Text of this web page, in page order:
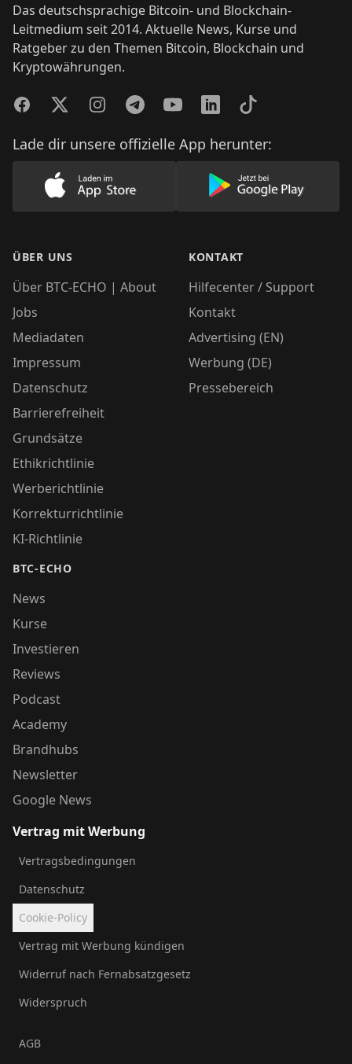
Das deutschsprachige Bitcoin- und Blockchain-
Leitmedium seit 2014. Aktuelle News, Kurse und
Ratgeber zu den Themen Bitcoin, Blockchain und
Kryptowährungen.
FacebookTwitterInstagramTelegramYouTubeLinkedInTikTok
Lade dir unsere offizielle App herunter:
Lade unsere App im AppStore herunter
Lade unsere
ÜBER UNS
Über BTC-ECHO | About
Jobs
Mediadaten
Impressum
Datenschutz
Barrierefreiheit
Grundsätze
Ethikrichtlinie
Werberichtlinie
Korrekturrichtlinie
KI-Richtlinie
BTC-ECHO
News
Kurse
Investieren
Reviews
Podcast
Academy
Brandhubs
Newsletter
Google News
KONTAKT
Hilfecenter / Support
Kontakt
Advertising (EN)
Werbung (DE)
Pressebereich
Vertrag mit Werbung
Vertragsbedingungen
Datenschutz
Cookie-Policy
Vertrag mit Werbung kündigen
Widerruf nach Fernabsatzgesetz
Widerspruch
AGB